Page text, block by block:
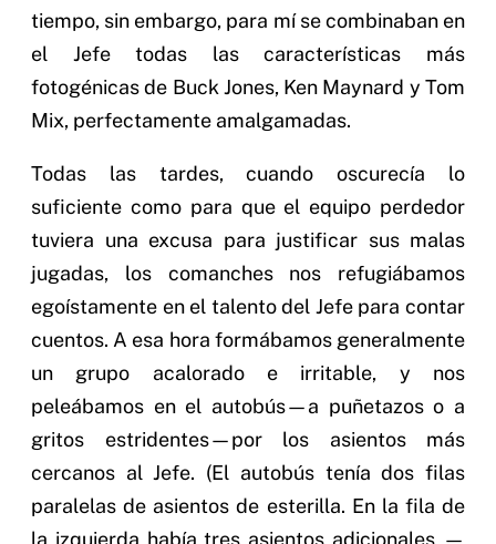
tiempo, sin embargo, para mí se combinaban en
el Jefe todas las características más
fotogénicas de Buck Jones, Ken Maynard y Tom
Mix, perfectamente amalgamadas.
Todas las tardes, cuando oscurecía lo
suficiente como para que el equipo perdedor
tuviera una excusa para justificar sus malas
jugadas, los comanches nos refugiábamos
egoístamente en el talento del Jefe para contar
cuentos. A esa hora formábamos generalmente
un grupo acalorado e irritable, y nos
peleábamos en el autobús—a puñetazos o a
gritos estridentes—por los asientos más
cercanos al Jefe. (El autobús tenía dos filas
paralelas de asientos de esterilla. En la fila de
la izquierda había tres asientos adicionales —